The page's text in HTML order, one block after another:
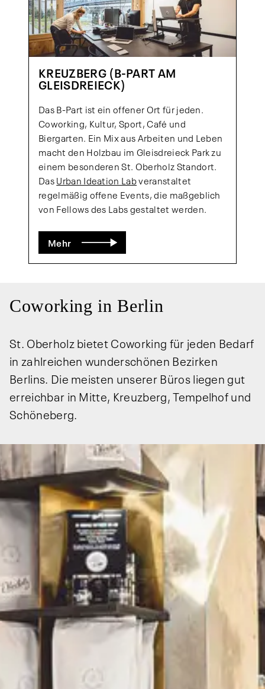
KREUZBERG (B-PART AM
GLEISDREIECK)
Das B-Part ist ein offener Ort für jeden.
Coworking, Kultur, Sport, Café und
Biergarten. Ein Mix aus Arbeiten und Leben
macht den Holzbau im Gleisdreieck Park zu
einem besonderen St. Oberholz Standort.
DasUrban Ideation Labveranstaltet
regelmäßig offene Events, die maßgeblich
von Fellows des Labs gestaltet werden.
Mehr
Coworking in Berlin
St. Oberholz bietet Coworking für jeden Bedarf
in zahlreichen wunderschönen Bezirken
Berlins. Die meisten unserer Büros liegen gut
erreichbar in Mitte, Kreuzberg, Tempelhof und
Schöneberg.